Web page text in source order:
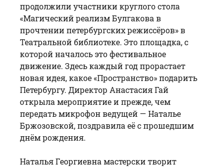
продолжили участники круглого стола
«Магический реализм Булгакова в
прочтении петербургских режиссёров» в
Театральной библиотеке. Это площадка, с
которой началось это фестивальное
движение. Здесь каждый год прорастает
новая идея, какое «Пространство» подарить
Петербургу. Директор Анастасия Гай
открыла мероприятие и прежде, чем
передать микрофон ведущей — Наталье
Бржозовской, поздравила её с прошедшим
днём рождения.
Наталья Георгиевна мастерски творит